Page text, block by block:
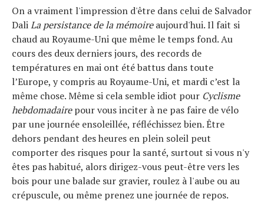
On a vraiment l'impression d'être dans celui de Salvador
DaliLa persistance de la mémoireaujourd'hui. Il fait si
chaud au Royaume-Uni que même le temps fond. Au
cours des deux derniers jours, des records de
températures en mai ont été battus dans toute
l’Europe, y compris au Royaume-Uni, et mardi c’est la
même chose. Même si cela semble idiot pour Cyclisme
hebdomadairepour vous inciter à ne pas faire de vélo
par une journée ensoleillée, réfléchissez bien. Être
dehors pendant des heures en plein soleil peut
comporter des risques pour la santé, surtout si vous n'y
êtes pas habitué, alors dirigez-vous peut-être vers les
bois pour une balade sur gravier, roulez à l'aube ou au
crépuscule, ou même prenez une journée de repos.
Actualités
Technologies
Tests de produits
Conseils
Tendances
Tous nos articles
À propos